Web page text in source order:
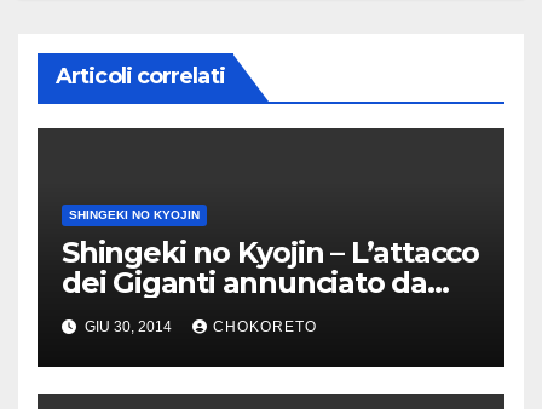
Articoli correlati
SHINGEKI NO KYOJIN
Shingeki no Kyojin – L’attacco
dei Giganti annunciato da
Dynit!
GIU 30, 2014 CHOKORETO